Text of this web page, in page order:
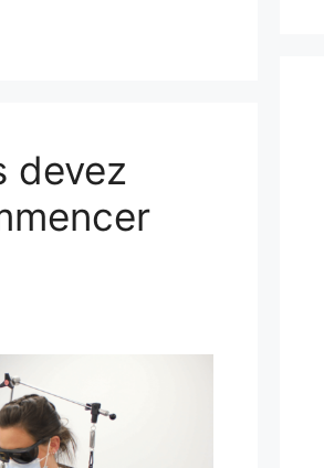
devez